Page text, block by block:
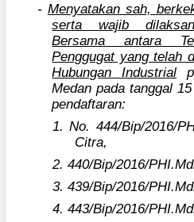
- Menyatakan sah,
serta wajib
Bersama antara
Penggugat yang telah
Hubungan Industrial
Medan pada tanggal
pendaftaran:
1. No. 444/Bip/2016/
Citra,
2. 440/Bip/2016/
3. 439/Bip/2016/
4. 443/Bip/2016/